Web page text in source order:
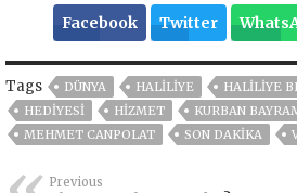
Facebook Twitter
Tags DÜNYA HALILIYE HALİLİYE
HEDİYESİ
HİZMET
KURBAN
MEHMET CANPOLAT
SON DAKIKA
Previous